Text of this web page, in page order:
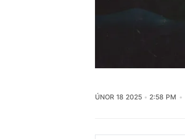
ÚNOR 18 2025 2:58 PM